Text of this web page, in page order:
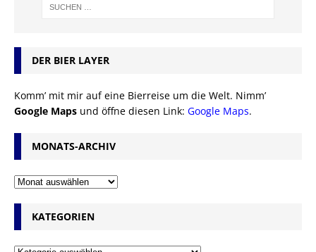
DER BIER LAYER
Komm’ mit mir auf eine Bierreise um die Welt. Nimm’
Google Maps und öffne diesen Link: Google Maps.
MONATS-ARCHIV
KATEGORIEN